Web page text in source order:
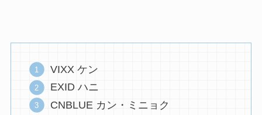
VIXX ケン
EXID ハニ
CNBLUE カン・ミニョク